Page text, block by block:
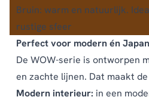
Bruin: warm en natuurlijk.
rustige sfeer
Perfect voor modern én
De WOW-serie is ontworpen
en zachte lijnen. Dat maakt
Modern interieur: in een